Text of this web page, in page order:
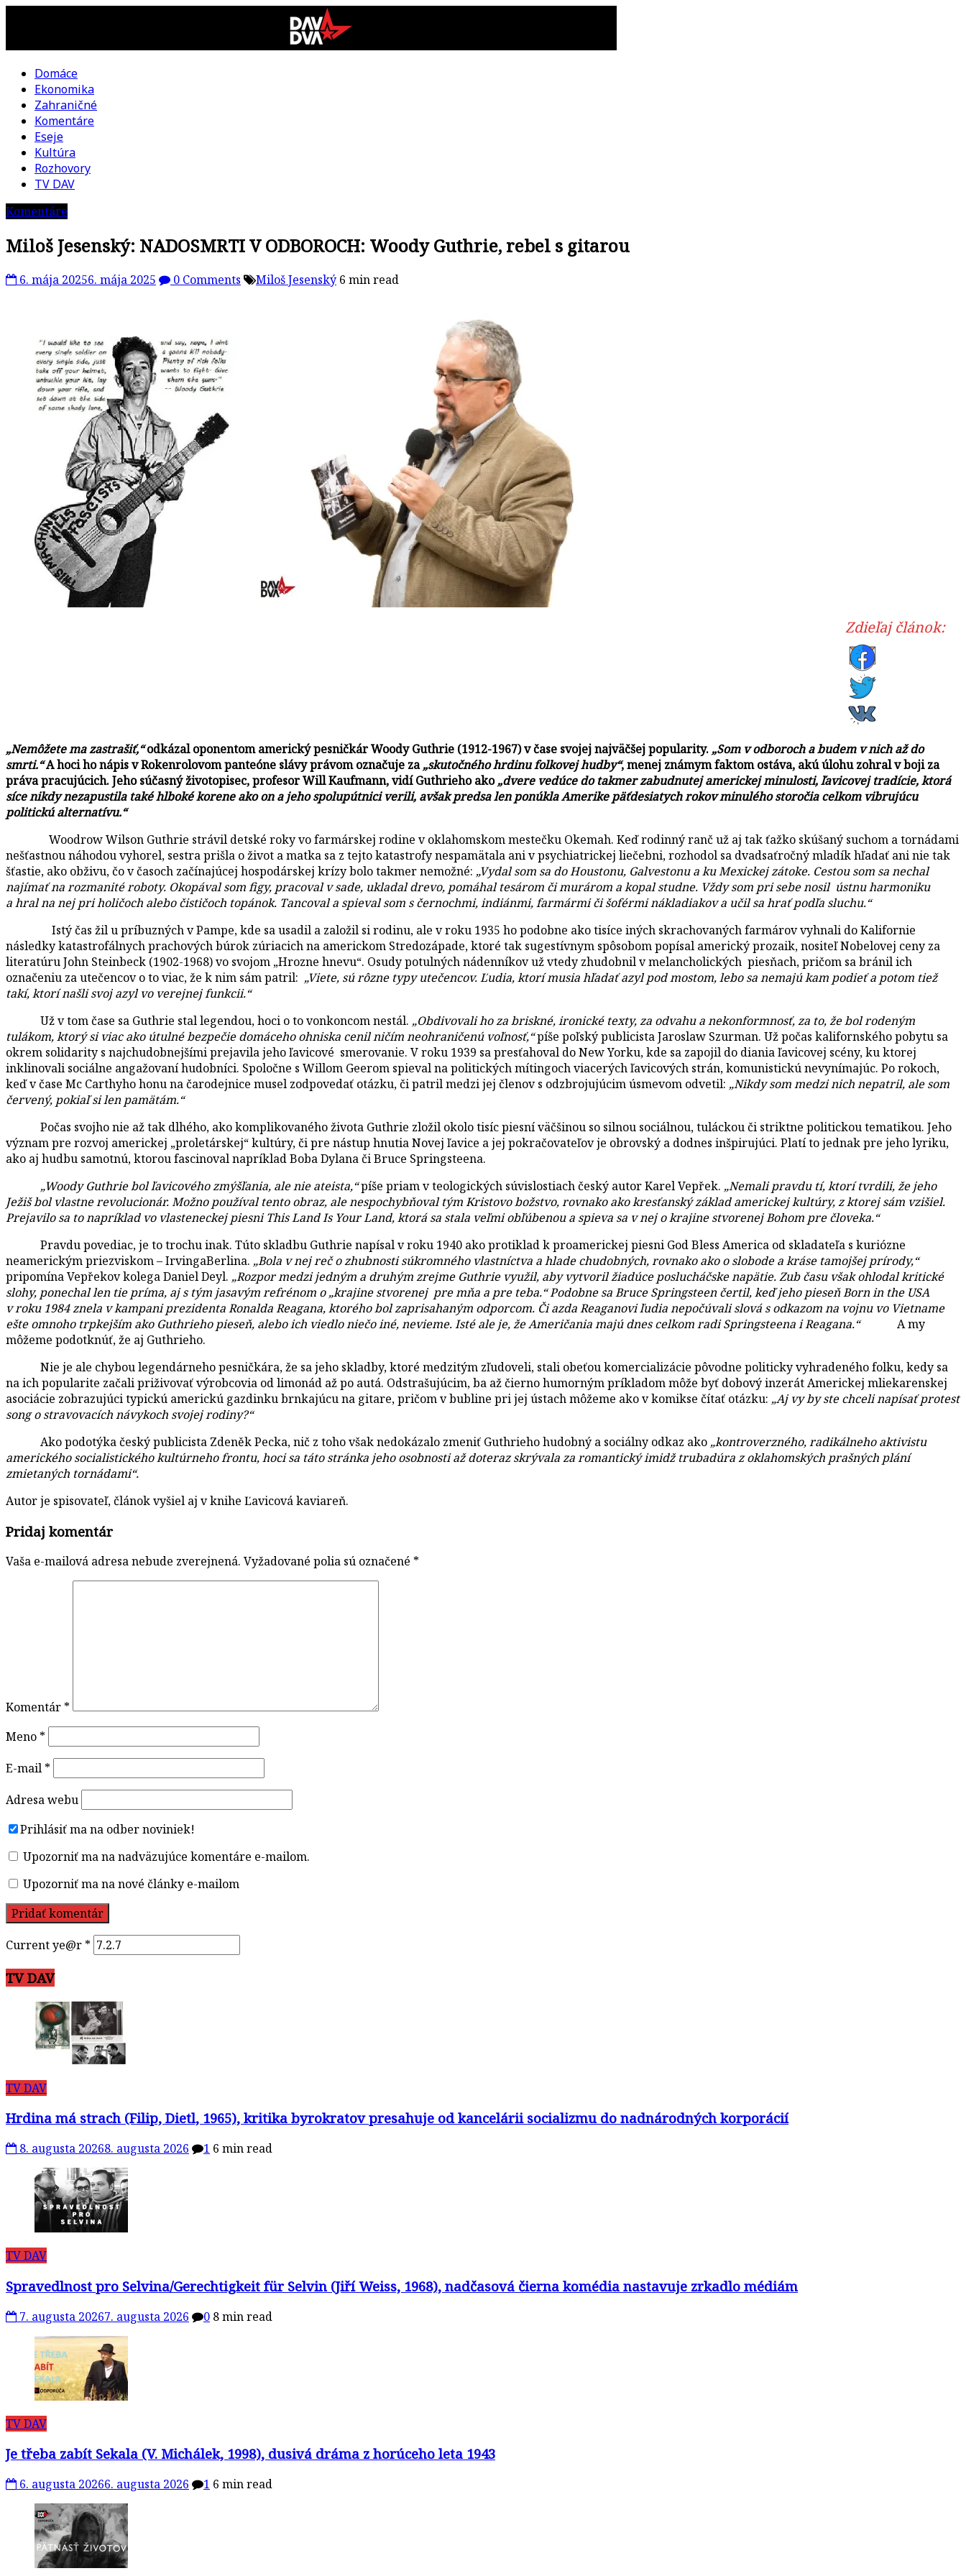
DAV
DVA
kultúrno-
politická
revue
Domáce
Ekonomika
Zahraničné
Komentáre
Eseje
Kultúra
Rozhovory
TV DAV
Komentáre
Miloš Jesenský: NADOSMRTI V ODBOROCH: Woody Guthrie, rebel s gitarou
6. mája 20256. mája 2025 0 Comments Miloš Jesenský 6 min read
Zdieľaj článok:
„Nemôžete ma zastrašiť,“odkázal oponentom americký pesničkár Woody Guthrie (1912-1967) v čase svojej najväčšej popularity. „Som v odboroch a budem v nich až do
smrti.“A hoci ho nápis v Rokenrolovom panteóne slávy právom označuje za„skutočného hrdinu folkovej hudby“, menej známym faktom ostáva, akú úlohu zohral v boji za
práva pracujúcich. Jeho súčasný životopisec, profesor Will Kaufmann, vidí Guthrieho ako„dvere vedúce do takmer zabudnutej americkej minulosti, ľavicovej tradície, ktorá
síce nikdy nezapustila také hlboké korene ako on a jeho spolupútnici verili, avšak predsa len ponúkla Amerike päťdesiatych rokov minulého storočia celkom vibrujúcu
politickú alternatívu.“
Woodrow Wilson Guthrie strávil detské roky vo farmárskej rodine v oklahomskom mestečku Okemah. Keď rodinný ranč už aj tak ťažko skúšaný suchom a tornádami
nešťastnou náhodou vyhorel, sestra prišla o život a matka sa z tejto katastrofy nespamätala ani v psychiatrickej liečebni, rozhodol sa dvadsaťročný mladík hľadať ani nie tak
šťastie, ako obživu, čo v časoch začínajúcej hospodárskej krízy bolo takmer nemožné: „Vydal som sa do Houstonu, Galvestonu a ku Mexickej zátoke. Cestou som sa nechal
najímať na rozmanité roboty. Okopával som figy, pracoval v sade, ukladal drevo, pomáhal tesárom či murárom a kopal studne. Vždy som pri sebe nosil ústnu harmoniku
a hral na nej pri holičoch alebo čističoch topánok. Tancoval a spieval som s černochmi, indiánmi, farmármi či šoférmi nákladiakov a učil sa hrať podľa sluchu.“
Istý čas žil u príbuzných v Pampe, kde sa usadil a založil si rodinu, ale v roku 1935 ho podobne ako tisíce iných skrachovaných farmárov vyhnali do Kalifornie
následky katastrofálnych prachových búrok zúriacich na americkom Stredozápade, ktoré tak sugestívnym spôsobom popísal americký prozaik, nositeľ Nobelovej ceny za
literatúru John Steinbeck (1902-1968) vo svojom „Hrozne hnevu“. Osudy potulných nádenníkov už vtedy zhudobnil v melancholických piesňach, pričom sa bránil ich
označeniu za utečencov o to viac, že k nim sám patril: „Viete, sú rôzne typy utečencov. Ľudia, ktorí musia hľadať azyl pod mostom, lebo sa nemajú kam podieť a potom tiež
takí, ktorí našli svoj azyl vo verejnej funkcii.“
Už v tom čase sa Guthrie stal legendou, hoci o to vonkoncom nestál. „Obdivovali ho za briskné, ironické texty, za odvahu a nekonformnosť, za to, že bol rodeným
tulákom, ktorý si viac ako útulné bezpečie domáceho ohniska cenil ničím neohraničenú voľnosť,“píše poľský publicista Jaroslaw Szurman. Už počas kalifornského pobytu sa
okrem solidarity s najchudobnejšími prejavila jeho ľavicové smerovanie. V roku 1939 sa presťahoval do New Yorku, kde sa zapojil do diania ľavicovej scény, ku ktorej
inklinovali sociálne angažovaní hudobníci. Spoločne s Willom Geerom spieval na politických mítingoch viacerých ľavicových strán, komunistickú nevynímajúc. Po rokoch,
keď v čase Mc Carthyho honu na čarodejnice musel zodpovedať otázku, či patril medzi jej členov s odzbrojujúcim úsmevom odvetil: „Nikdy som medzi nich nepatril, ale som
červený, pokiaľ si len pamätám.“
Počas svojho nie až tak dlhého, ako komplikovaného života Guthrie zložil okolo tisíc piesní väčšinou so silnou sociálnou, tuláckou či striktne politickou tematikou. Jeho
význam pre rozvoj americkej „proletárskej“ kultúry, či pre nástup hnutia Novej ľavice a jej pokračovateľov je obrovský a dodnes inšpirujúci. Platí to jednak pre jeho lyriku,
ako aj hudbu samotnú, ktorou fascinoval napríklad Boba Dylana či Bruce Springsteena.
„Woody Guthrie bol ľavicového zmýšľania, ale nie ateista,“píše priam v teologických súvislostiach český autor Karel Vepřek. „Nemali pravdu tí, ktorí tvrdili, že jeho
Ježiš bol vlastne revolucionár. Možno používal tento obraz, ale nespochybňoval tým Kristovo božstvo, rovnako ako kresťanský základ americkej kultúry, z ktorej sám vzišiel.
Prejavilo sa to napríklad vo vlasteneckej piesni This Land Is Your Land, ktorá sa stala veľmi obľúbenou a spieva sa v nej o krajine stvorenej Bohom pre človeka.“
Pravdu povediac, je to trochu inak. Túto skladbu Guthrie napísal v roku 1940 ako protiklad k proamerickej piesni God Bless America od skladateľa s kuriózne
neamerickým priezviskom – IrvingaBerlina. „Bola v nej reč o zhubnosti súkromného vlastníctva a hlade chudobných, rovnako ako o slobode a kráse tamojšej prírody,“
pripomína Vepřekov kolega Daniel Deyl. „Rozpor medzi jedným a druhým zrejme Guthrie využil, aby vytvoril žiadúce poslucháčske napätie. Zub času však ohlodal kritické
slohy, ponechal len tie príma, aj s tým jasavým refrénom o „krajine stvorenej pre mňa a pre teba.“ Podobne sa Bruce Springsteen čertil, keď jeho pieseň Born in the USA
v roku 1984 znela v kampani prezidenta Ronalda Reagana, ktorého bol zaprisahaným odporcom. Či azda Reaganovi ľudia nepočúvali slová s odkazom na vojnu vo Vietname
ešte omnoho trpkejším ako Guthrieho pieseň, alebo ich viedlo niečo iné, nevieme. Isté ale je, že Američania majú dnes celkom radi Springsteena i Reagana.“ A my
môžeme podotknúť, že aj Guthrieho.
Nie je ale chybou legendárneho pesničkára, že sa jeho skladby, ktoré medzitým zľudoveli, stali obeťou komercializácie pôvodne politicky vyhradeného folku, kedy sa
na ich popularite začali priživovať výrobcovia od limonád až po autá. Odstrašujúcim, ba až čierno humorným príkladom môže byť dobový inzerát Americkej mliekarenskej
asociácie zobrazujúci typickú americkú gazdinku brnkajúcu na gitare, pričom v bubline pri jej ústach môžeme ako v komikse čítať otázku: „Aj vy by ste chceli napísať protest
song o stravovacích návykoch svojej rodiny?“
Ako podotýka český publicista Zdeněk Pecka, nič z toho však nedokázalo zmeniť Guthrieho hudobný a sociálny odkaz ako „kontroverzného, radikálneho aktivistu
amerického socialistického kultúrneho frontu, hoci sa táto stránka jeho osobnosti až doteraz skrývala za romantický imidž trubadúra z oklahomských prašných plání
zmietaných tornádami“.
Autor je spisovateľ, článok vyšiel aj v knihe Ľavicová kaviareň.
Pridaj komentár
Vaša e-mailová adresa nebude zverejnená. Vyžadované polia sú označené *
Komentár *
Meno *
E-mail *
Adresa webu
Prihlásiť ma na odber noviniek!
Upozorniť ma na nadväzujúce komentáre e-mailom.
Upozorniť ma na nové články e-mailom
Current ye@r *
TV DAV
TV DAV
Hrdina má strach (Filip, Dietl, 1965), kritika byrokratov presahuje od kancelárii socializmu do nadnárodných korporácií
8. augusta 20268. augusta 2026 1 6 min read
TV DAV
Spravedlnost pro Selvina/Gerechtigkeit für Selvin (Jiří Weiss, 1968), nadčasová čierna komédia nastavuje zrkadlo médiám
7. augusta 20267. augusta 2026 0 8 min read
TV DAV
Je třeba zabít Sekala (V. Michálek, 1998), dusivá dráma z horúceho leta 1943
6. augusta 20266. augusta 2026 1 6 min read